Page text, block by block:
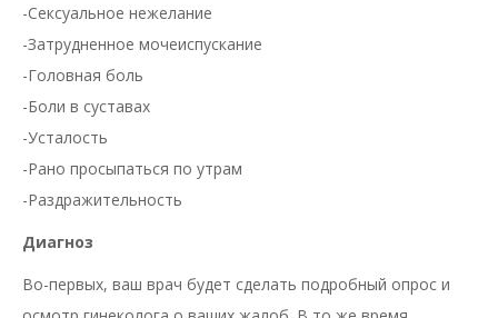
-Сексуальное нежелание
-Затрудненное мочеиспускание
-Головная боль
-Боли в суставах
-Усталость
-Рано просыпаться по утрам
-Раздражительность
Диагноз
Во-первых, ваш врач будет сделать подробный опрос и